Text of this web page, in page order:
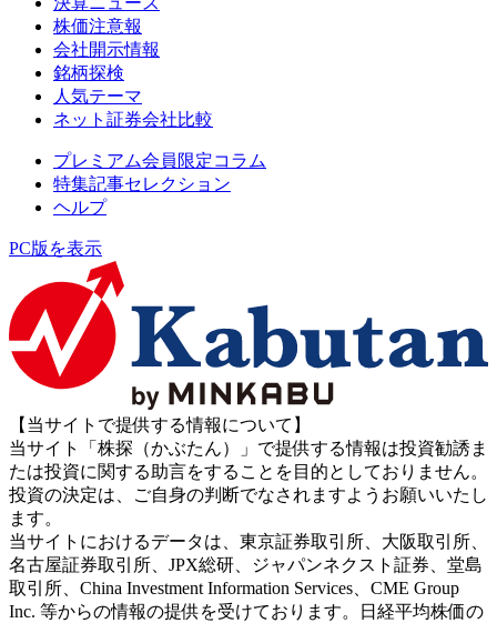
株価注意報
会社開示情報
銘柄探検
人気テーマ
ネット証券会社比較
プレミアム会員限定コラム
特集記事セレクション
ヘルプ
PC版を表示
【当サイトで提供する情報について】
当サイト「株探（かぶたん）」で提供する情報は投資勧誘ま
たは投資に関する助言をすることを目的としておりません。
投資の決定は、ご自身の判断でなされますようお願いいたし
ます。
当サイトにおけるデータは、東京証券取引所、大阪取引所、
名古屋証券取引所、JPX総研、ジャパンネクスト証券、堂島
取引所、China Investment Information Services、CME Group
Inc. 等からの情報の提供を受けております。日経平均株価の